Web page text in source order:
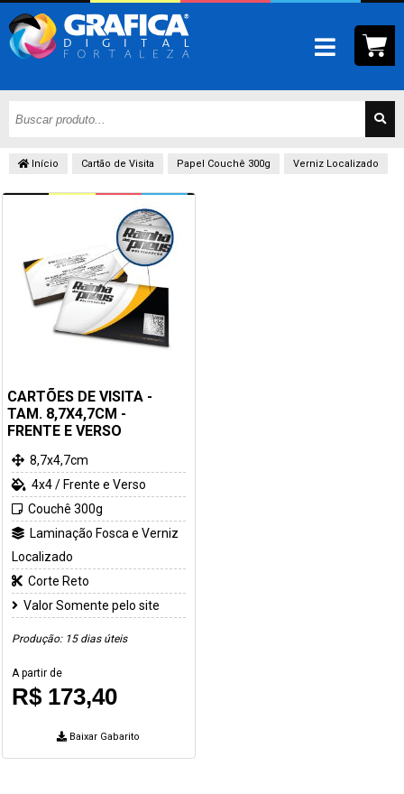
Início Cartão de Visita Papel Couchê 300g Verniz Localizado
CARTÕES DE VISITA -
TAM. 8,7X4,7CM -
FRENTE E VERSO
8,7x4,7cm
4x4 / Frente e Verso
Couchê 300g
Laminação Fosca e Verniz
Localizado
Corte Reto
Valor Somente pelo site
Produção: 15 dias úteis
A partir de
R$ 173,40
Baixar Gabarito